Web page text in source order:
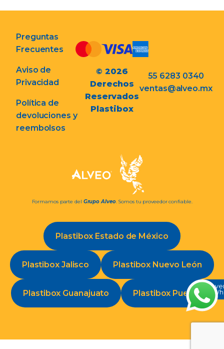
en
Preguntas
Frecuentes
Aviso de
Privacidad
Política de
devoluciones y
reembolsos
© 2026
Derechos
Reservados
Plastibox
55 6283 0340
ventas@alveo.mx
Formamos parte del Grupo Alveo. Somos tu proveedor confiable.
Plastibox Estado de México
Plastibox Jalisco Plastibox Nuevo León
Plastibox Guanajuato Plastibox Puebla